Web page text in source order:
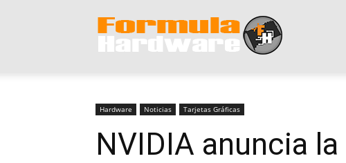
Hardware Noticias Tarjetas Gráficas
NVIDIA anuncia